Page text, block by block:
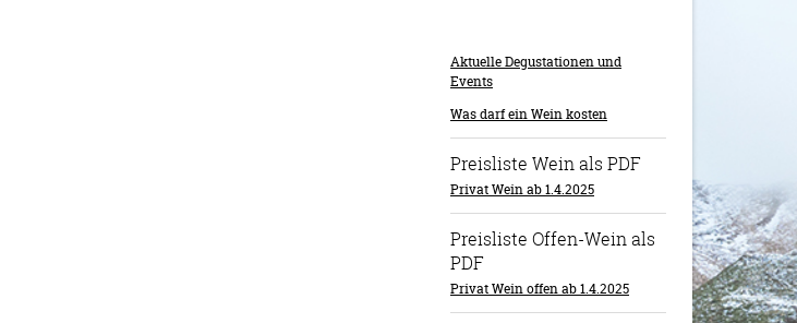
Aktuelle Degustationen und
Events
Was darf ein Wein kosten
Preisliste Wein als PDF
Privat Wein ab 1.4.2025
Preisliste Offen-Wein als
PDF
Privat Wein offen ab 1.4.2025